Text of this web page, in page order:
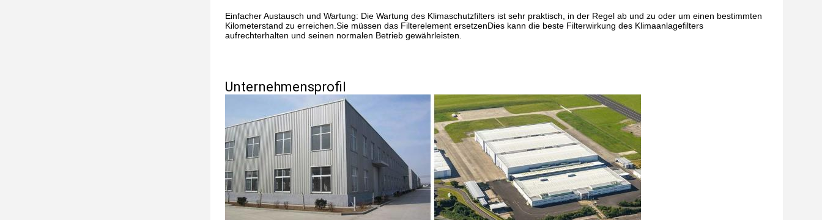
Einfacher Austausch und Wartung: Die Wartung des Klimaschutzfilters ist sehr praktisch, in der Regel ab und zu oder um einen bestimmten
Kilometerstand zu erreichen.Sie müssen das Filterelement ersetzenDies kann die beste Filterwirkung des Klimaanlagefilters
aufrechterhalten und seinen normalen Betrieb gewährleisten.
Unternehmensprofil